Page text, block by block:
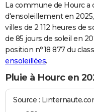
La commune de Hourc a
d'ensoleillement en
villes de 2 112 heures de
de 85 jours de soleil en
position n°18 877 du
ensoleillées.
Pluie à Hourc en
Source :